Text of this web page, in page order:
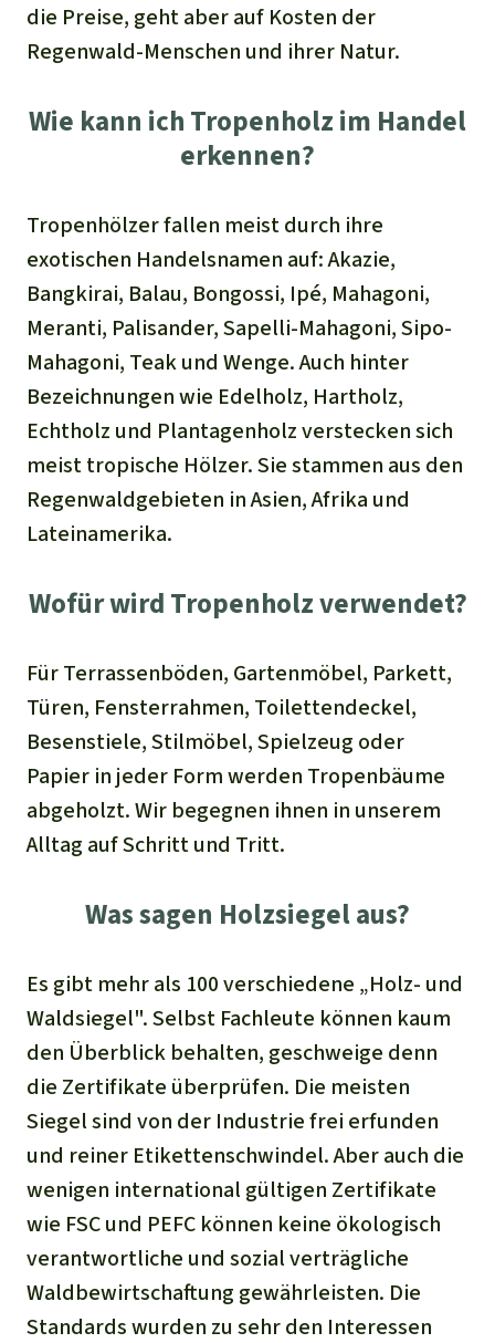
die Preise, geht aber auf Kosten der
Regenwald-Menschen und ihrer Natur.
Wie kann ich Tropenholz im Handel
erkennen?
Tropenhölzer fallen meist durch ihre
exotischen Handelsnamen auf: Akazie,
Bangkirai, Balau, Bongossi, Ipé, Mahagoni,
Meranti, Palisander, Sapelli-Mahagoni, Sipo-
Mahagoni, Teak und Wenge. Auch hinter
Bezeichnungen wie Edelholz, Hartholz,
Echtholz und Plantagenholz verstecken sich
meist tropische Hölzer. Sie stammen aus den
Regenwaldgebieten in Asien, Afrika und
Lateinamerika.
Wofür wird Tropenholz verwendet?
Für Terrassenböden, Gartenmöbel, Parkett,
Türen, Fensterrahmen, Toilettendeckel,
Besenstiele, Stilmöbel, Spielzeug oder
Papier in jeder Form werden Tropenbäume
abgeholzt. Wir begegnen ihnen in unserem
Alltag auf Schritt und Tritt.
Was sagen Holzsiegel aus?
Es gibt mehr als 100 verschiedene „Holz- und
Waldsiegel". Selbst Fachleute können kaum
den Überblick behalten, geschweige denn
die Zertifikate überprüfen. Die meisten
Siegel sind von der Industrie frei erfunden
und reiner Etikettenschwindel. Aber auch die
wenigen international gültigen Zertifikate
wie FSC und PEFC können keine ökologisch
verantwortliche und sozial verträgliche
Waldbewirtschaftung gewährleisten. Die
Standards wurden zu sehr den Interessen